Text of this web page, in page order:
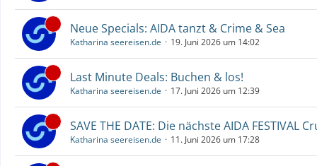
Neue Specials: AIDA tanzt & Crime & Sea
Katharina seereisen.de 19. Juni 2026 um 14:02
Last Minute Deals: Buchen & los!
Katharina seereisen.de 17. Juni 2026 um 12:39
SAVE THE DATE: Die nächste AIDA FESTIVAL
Katharina seereisen.de 11. Juni 2026 um 17:28